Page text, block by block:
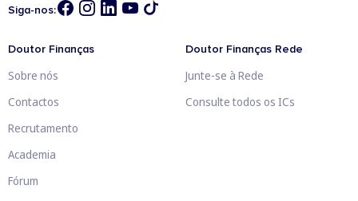
Siga-nos:
Doutor Finanças
Sobre nós
Contactos
Recrutamento
Academia
Fórum
Doutor Finanças Rede
Junte-se à Rede
Consulte todos os ICs